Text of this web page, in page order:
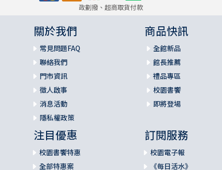
政劃撥、超商取貨付款
關於我們
常見問題FAQ
聯絡我們
門市資訊
徵人啟事
消息活動
隱私權政策
商品快訊
全館新品
館長推薦
禮品專區
校園書饗
即將登場
注目優惠
校園書饗特惠
全部特惠案
訂閱服務
校園電子報
《每日活水》